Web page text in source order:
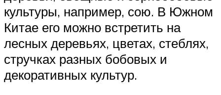
культуры, например, сою. В Южном
Китае его можно встретить на
лесных деревьях, цветах, стеблях,
стручках разных бобовых и
декоративных культур.